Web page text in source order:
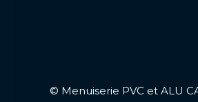
© Menuiserie PVC et ALU